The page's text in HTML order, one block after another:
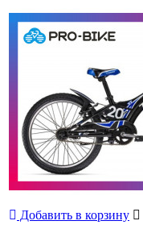
Добавить в корзину